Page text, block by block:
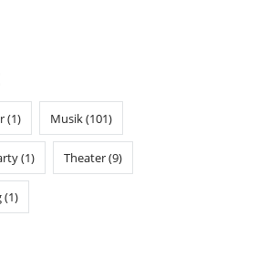
(1) Musik (101)
(1) Theater (9)
(1)